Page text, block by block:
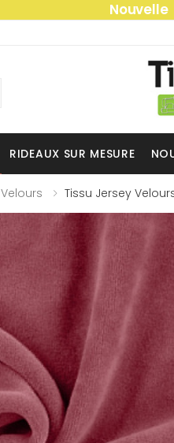
RIDEAUX SUR MESURE
Velours Tissu Jersey